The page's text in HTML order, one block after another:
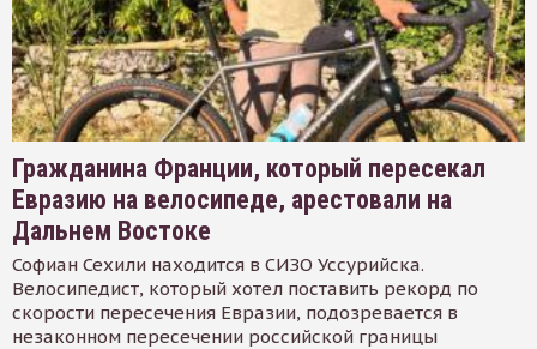
Гражданина Франции, который пересекал
Евразию на велосипеде, арестовали на
Дальнем Востоке
Софиан Сехили находится в СИЗО Уссурийска.
Велосипедист, который хотел поставить рекорд по
скорости пересечения Евразии, подозревается в
незаконном пересечении российской границы